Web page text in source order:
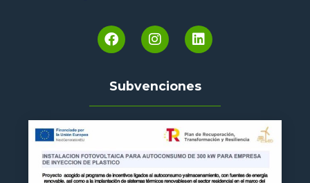
Subvenciones